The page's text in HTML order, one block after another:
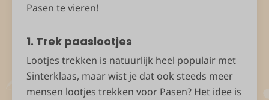
Pasen te vieren!
1. Trek paaslootjes
Lootjes trekken is natuurlijk heel populair met
Sinterklaas, maar wist je dat ook steeds meer
mensen lootjes trekken voor Pasen? Het idee is